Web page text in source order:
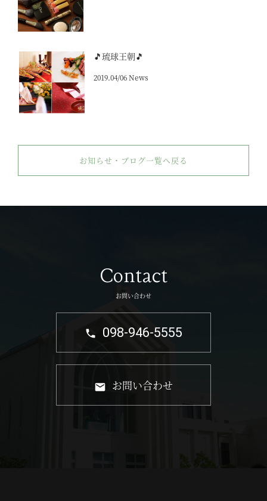
🎵琉球王朝🎵
2019.04/06 News
お知らせ・ブログ一覧へ戻る
Contact
お問い合わせ
098-946-5555
お問い合わせ